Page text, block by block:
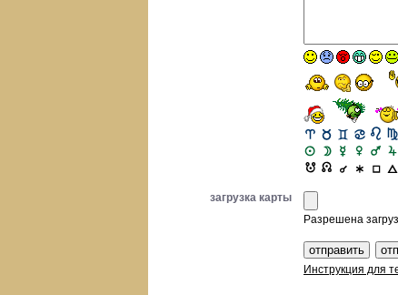
загрузка карты
Разрешена
Инструкция для